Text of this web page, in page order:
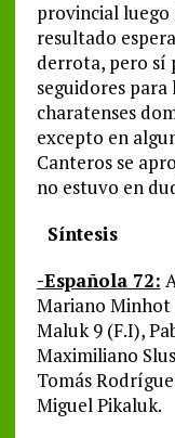
provincial luego
resultado
derrota, pero sí
seguidores
charatenses
excepto en
Canteros se
no estuvo en
Síntesis
-Española 72:
Mariano Minhot
Maluk 9 (F.I),
Maximiliano
Tomás
Miguel Pikaluk.